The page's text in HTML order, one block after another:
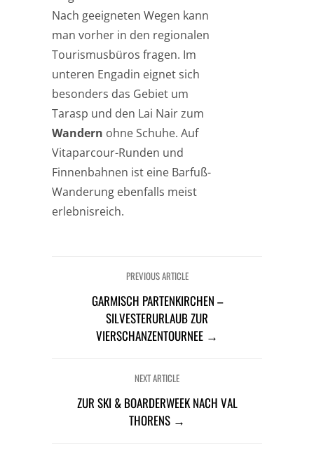
Nach geeigneten Wegen kann
man vorher in den regionalen
Tourismusbüros fragen. Im
unteren Engadin eignet sich
besonders das Gebiet um
Tarasp und den Lai Nair zum
Wandern ohne Schuhe. Auf
Vitaparcour-Runden und
Finnenbahnen ist eine Barfuß-
Wanderung ebenfalls meist
erlebnisreich.
PREVIOUS ARTICLE
GARMISCH PARTENKIRCHEN –
SILVESTERURLAUB ZUR
VIERSCHANZENTOURNEE →
NEXT ARTICLE
ZUR SKI & BOARDERWEEK NACH VAL
THORENS →